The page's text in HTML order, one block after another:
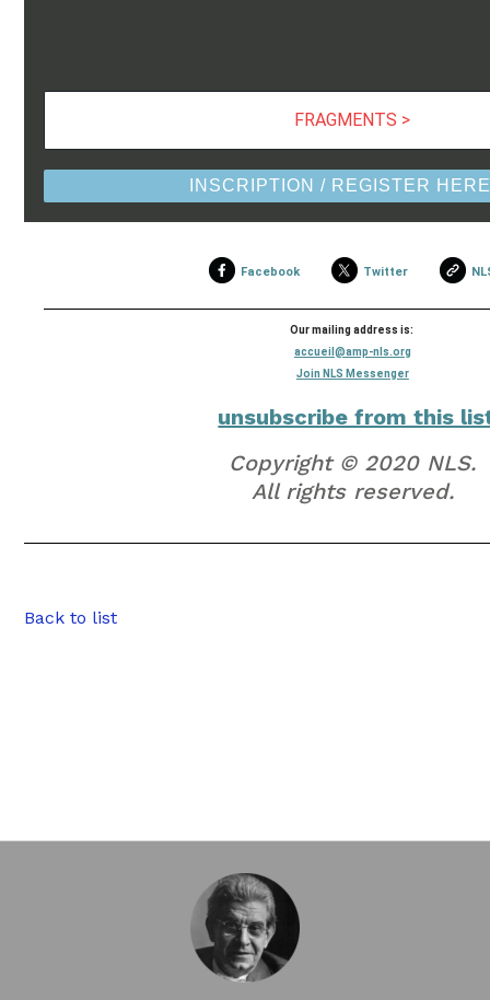
FRAGMENTS >
INSCRIPTION / REGISTER
Facebook Twitter
Our mailing address is:
accueil@amp-nls.org
Join NLS Messenger
unsubscribe from this
Copyright © 2020 NLS.
All rights reserved.
Back to list